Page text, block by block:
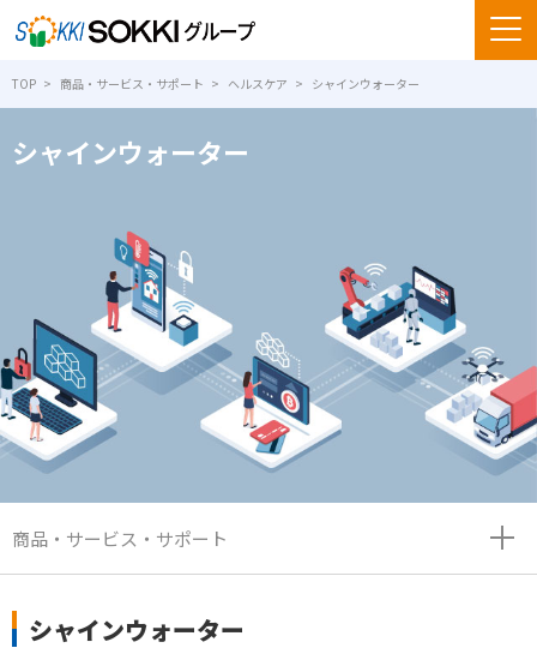
TOP 商品・サービス・サポート ヘルスケア シャインウォーター
シャインウォーター
商品・サービス・サポート
シャインウォーター